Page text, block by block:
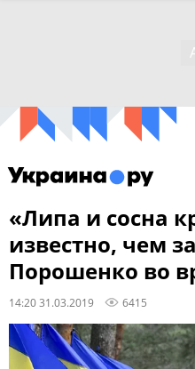
«Липа и сосна
известно, чем
Порошенко во
14:20 31.03.2019 6415